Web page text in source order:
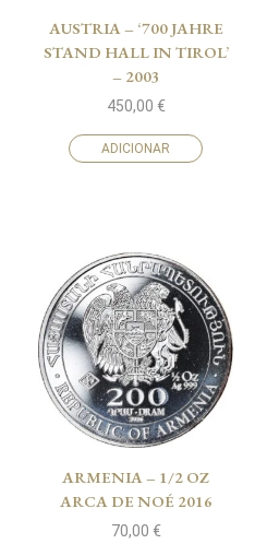
AUSTRIA – ‘700 JAHRE
STAND HALL IN TIROL’
– 2003
450,00 €
ADICIONAR
ARMENIA – 1/2 OZ
ARCA DE NOÉ 2016
70,00 €